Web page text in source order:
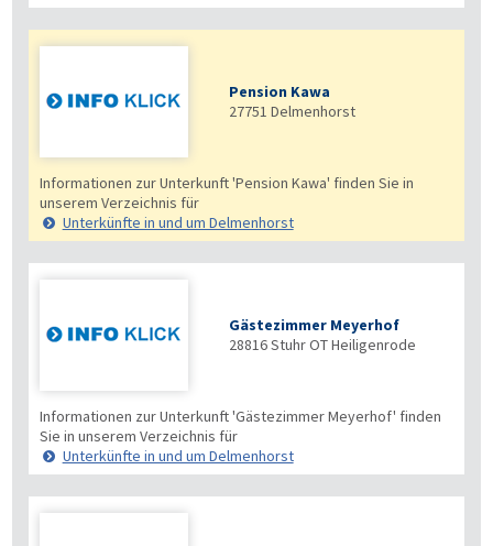
Pension Kawa
27751 Delmenhorst
Informationen zur Unterkunft 'Pension Kawa' finden Sie in
unserem Verzeichnis für
Unterkünfte in und um Delmenhorst
Gästezimmer Meyerhof
28816Stuhr OT Heiligenrode
Informationen zur Unterkunft 'Gästezimmer Meyerhof' finden
Sie in unserem Verzeichnis für
Unterkünfte in und um Delmenhorst